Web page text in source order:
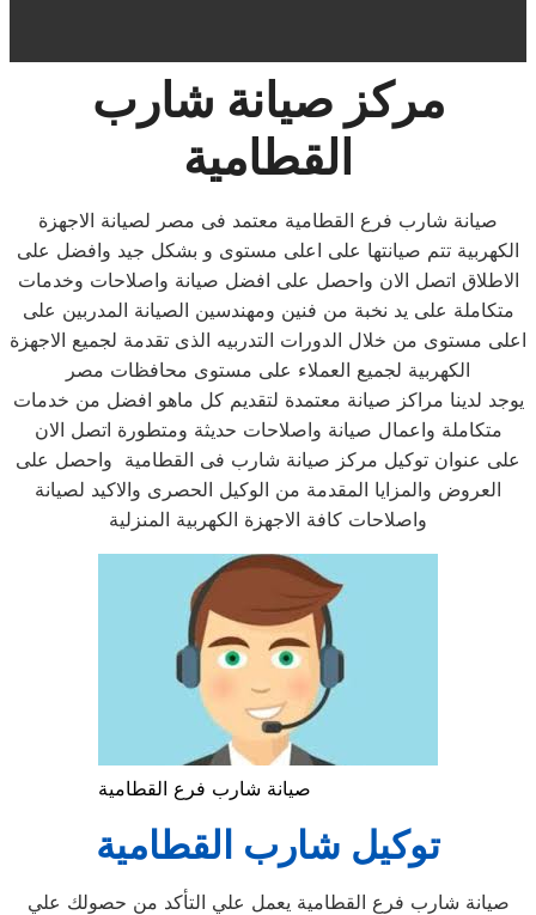
مركز صيانة شارب
القطامية
صيانة شارب فرع القطامية معتمد فى مصر لصيانة الاجهزة
الكهربية تتم صيانتها على اعلى مستوى و بشكل جيد وافضل على
الاطلاق اتصل الان واحصل على افضل صيانة واصلاحات وخدمات
متكاملة على يد نخبة من فنين ومهندسين الصيانة المدربين على
اعلى مستوى من خلال الدورات التدربيه الذى تقدمة لجميع الاجهزة
الكهربية لجميع العملاء على مستوى محافظات مصر
يوجد لدينا مراكز صيانة معتمدة لتقديم كل ماهو افضل من خدمات
متكاملة واعمال صيانة واصلاحات حديثة ومتطورة اتصل الان
على عنوان توكيل مركز صيانة شارب فى القطامية واحصل على
العروض والمزايا المقدمة من الوكيل الحصرى والاكيد لصيانة
واصلاحات كافة الاجهزة الكهربية المنزلية
صيانة شارب فرع القطامية
توكيل شارب القطامية
صيانة شارب فرع القطامية يعمل علي التأكد من حصولك علي